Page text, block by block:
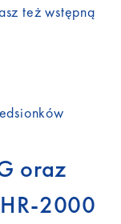
też wstępną
oraz
2000